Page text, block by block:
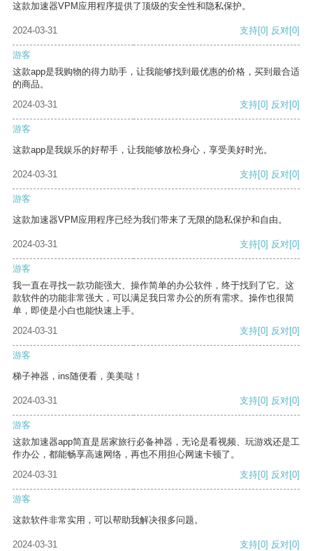
这款加速器VPM应用程序提供了顶级的安全性和隐私保护。
2024-03-31 支持[0] 反对[0]
游客
这款app是我购物的得力助手，让我能够找到最优惠的价格，买到最合适
的商品。
2024-03-31
支持[0] 反对[0]
游客
这款app是我娱乐的好帮手，让我能够放松身心，享受美好时光。
2024-03-31 支持[0] 反对[0]
游客
这款加速器VPM应用程序已经为我们带来了无限的隐私保护和自由。
2024-03-31 支持[0] 反对[0]
游客
我一直在寻找一款功能强大、操作简单的办公软件，终于找到了它。这
款软件的功能非常强大，可以满足我日常办公的所有需求。操作也很简
单，即使是小白也能快速上手。
2024-03-31
支持[0] 反对[0]
游客
梯子神器，ins随便看，美美哒！
2024-03-31 支持[0] 反对[0]
游客
这款加速器app简直是居家旅行必备神器，无论是看视频、玩游戏还是工
作办公，都能畅享高速网络，再也不用担心网速卡顿了。
2024-03-31
支持[0] 反对[0]
游客
这款软件非常实用，可以帮助我解决很多问题。
2024-03-31 支持[0] 反对[0]